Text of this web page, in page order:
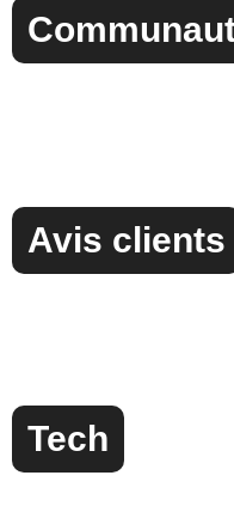
Avis clients
Tech